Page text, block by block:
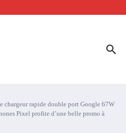
la data de caisse pour la transformer en
chargeur rapide double port Google 67W
Pixel profite d’une belle promo à